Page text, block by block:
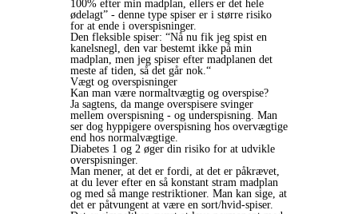
100% efter min madplan, ellers er det hele
ødelagt” - denne type spiser er i større risiko
for at ende i overspisninger.
Den fleksible spiser: “Nå nu fik jeg spist en
kanelsnegl, den var bestemt ikke på min
madplan, men jeg spiser efter madplanen det
meste af tiden, så det går nok.“
Vægt og overspisninger
Kan man være normaltvægtig og overspise?
Ja sagtens, da mange overspisere svinger
mellem overspisning - og underspisning. Man
ser dog hyppigere overspisning hos overvægtige
end hos normalvægtige.
Diabetes 1 og 2 øger din risiko for at udvikle
overspisninger.
Man mener, at det er fordi, at det er påkrævet,
at du lever efter en så konstant stram madplan
og med så mange restriktioner. Man kan sige, at
det er påtvungent at være en sort/hvid-spiser.